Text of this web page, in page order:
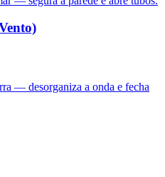
— desorganiza a onda e fecha